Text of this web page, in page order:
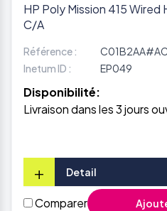
HP Poly Mission 415
C/A
Référence :
Inetum ID :
EP049
Disponibilité:
Livraison dans les 3 jours
+ Detail
Comparer